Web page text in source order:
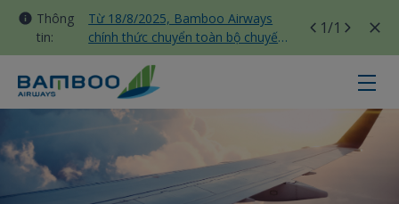
Thông
tin:
Từ 18/8/2025, Bamboo Airways
chính thức chuyển toàn bộ chuyến
bay nội địa sang nhà ga T3 Tân
Sơn Nhất
1/1
Giải trí/ Mua sắm - Bamboo